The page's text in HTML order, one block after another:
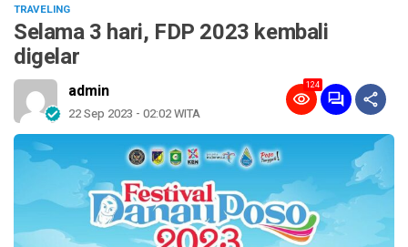
TRAVELING
Selama 3 hari, FDP 2023 kembali
digelar
admin
22 Sep 2023 - 02:02 WITA
124